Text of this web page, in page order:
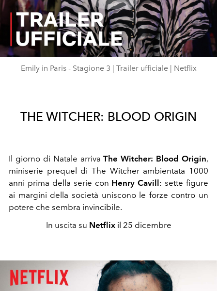
Play
Video
Emily in Paris - Stagione 3 | Trailer ufficiale | Netflix
THE WITCHER: BLOOD ORIGIN
Il giorno di Natale arrivaThe Witcher: Blood Origin,
miniserie prequel di The Witcher ambientata 1000
anni prima della serie con Henry Cavill: sette figure
ai margini della società uniscono le forze contro un
potere che sembra invincibile.
In uscita su Netflixil 25 dicembre